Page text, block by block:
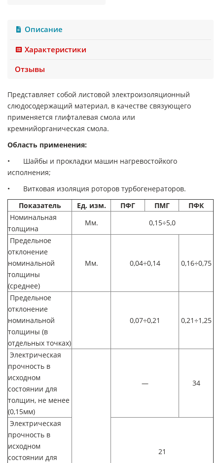
Описание
Характеристики
Отзывы
Представляет собой листовой электроизоляционный
слюдосодержащий материал, в качестве связующего
применяется глифталевая смола или
кремнийорганическая смола.
Область применения:
•
Шайбы и прокладки машин нагревостойкого
исполнения;
•
Витковая изоляция роторов турбогенераторов.
Показатель
Ед. изм. ПФГ ПМГ
ПФК
Номинальная
толщина
Мм.
0,15÷5,0
Предельное
отклонение
номинальной
толщины
(среднее)
Мм. 0,04÷0,14 0,16÷0,75
Предельное
отклонение
номинальной
толщины (в
отдельных точках)
0,07÷0,21 0,21÷1,25
Электрическая
прочность в
исходном
состоянии для
толщин, не менее
(0,15мм)
— 34
Электрическая
прочность в
исходном
состоянии для
21